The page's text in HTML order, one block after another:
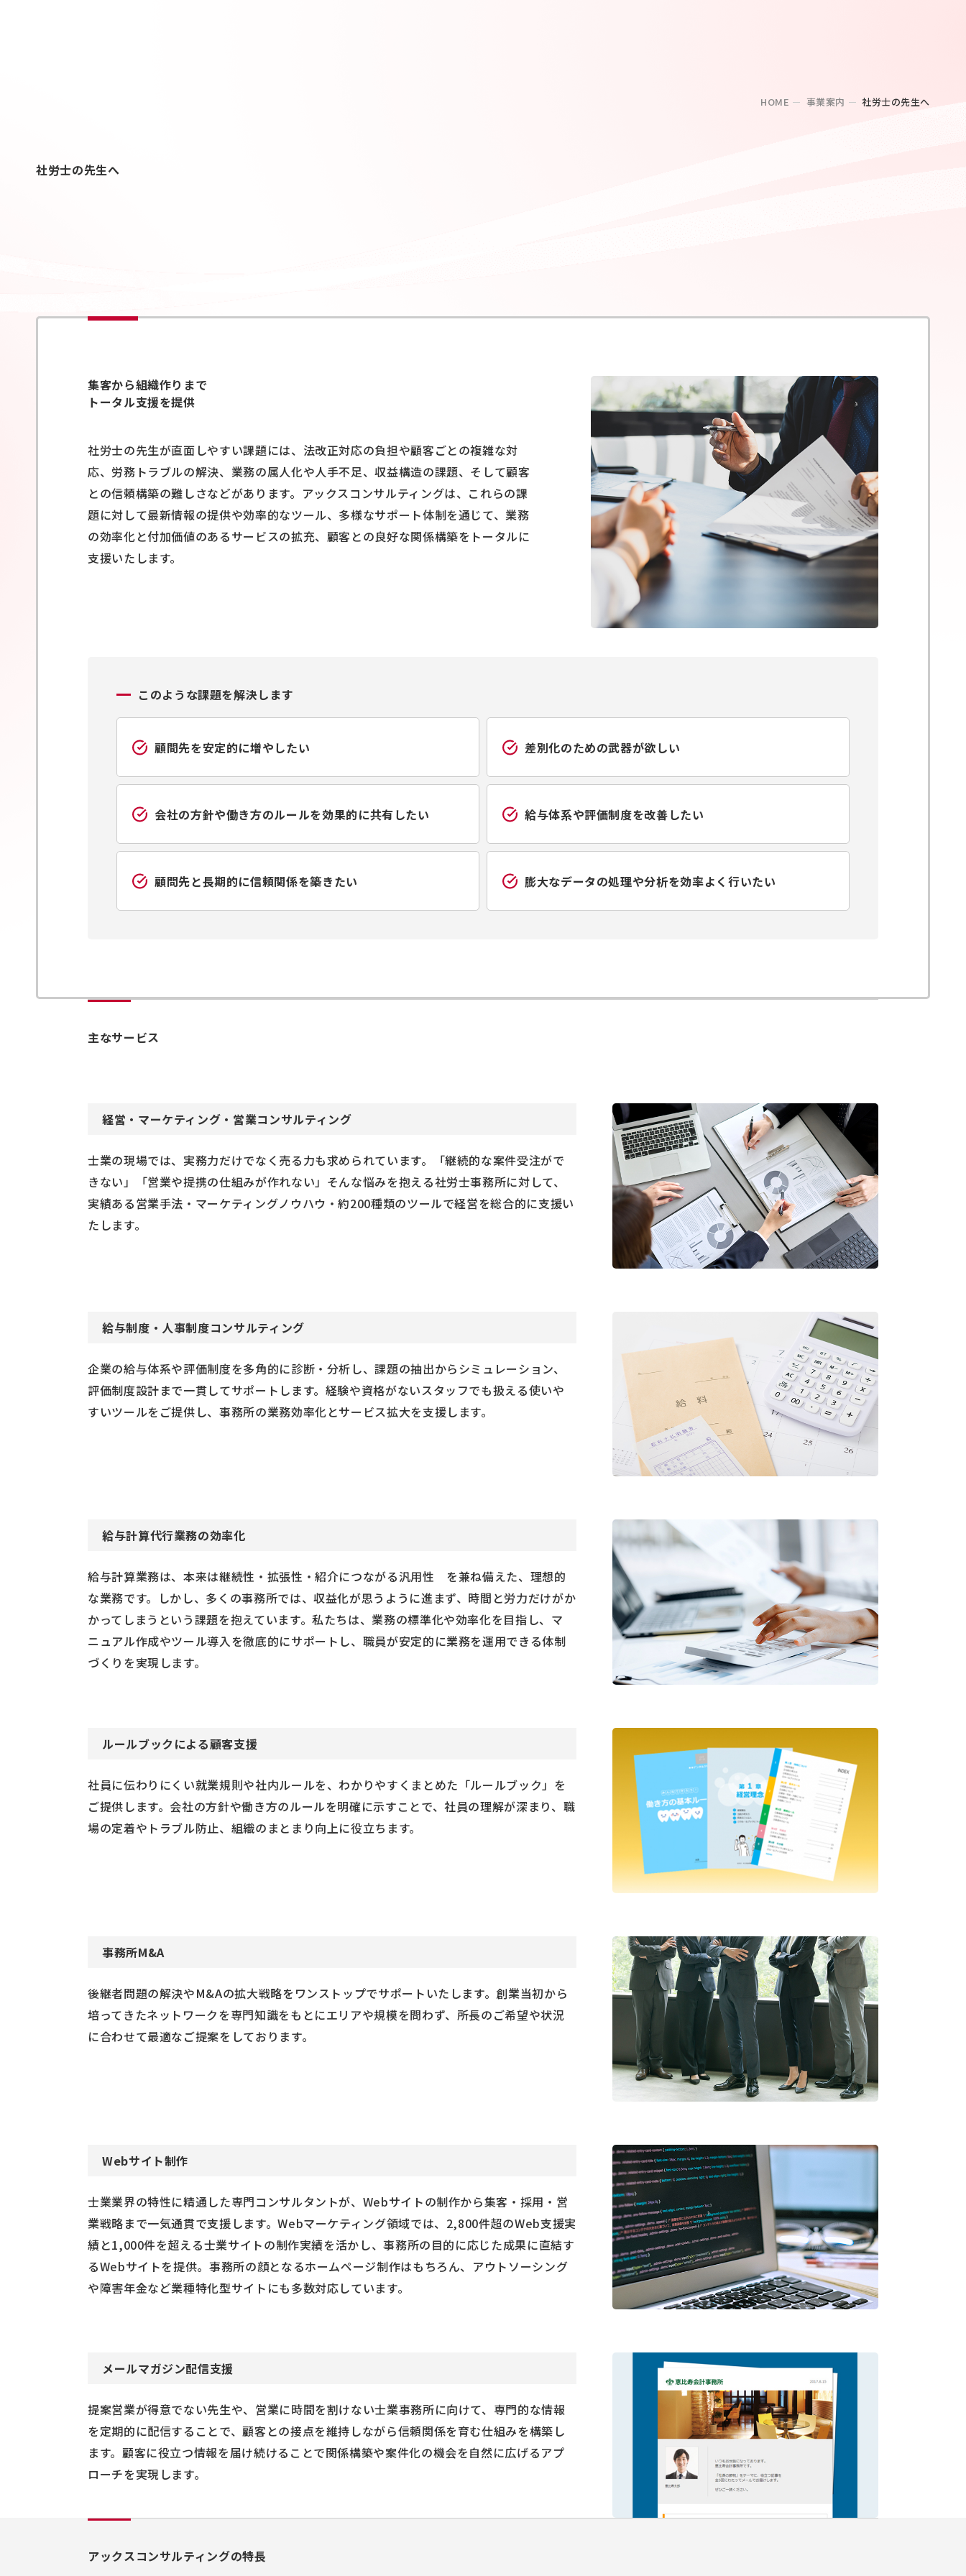
HOME 事業案内 社労士の先生へ
社労士の先生へ
集客から組織作りまで
トータル支援を提供
社労士の先生が直面しやすい課題には、法改正対応の負担や顧客ごとの複雑な対
応、労務トラブルの解決、業務の属人化や人手不足、収益構造の課題、そして顧客
との信頼構築の難しさなどがあります。アックスコンサルティングは、これらの課
題に対して最新情報の提供や効率的なツール、多様なサポート体制を通じて、業務
の効率化と付加価値のあるサービスの拡充、顧客との良好な関係構築をトータルに
支援いたします。
このような課題を解決します
顧問先を安定的に増やしたい 差別化のための武器が欲しい
会社の方針や働き方のルールを効果的に共有したい 給与体系や評価制度を改善したい
顧問先と長期的に信頼関係を築きたい 膨大なデータの処理や分析を効率よく行いたい
主なサービス
経営・マーケティング・営業コンサルティング
士業の現場では、実務力だけでなく売る力も求められています。「継続的な案件受注がで
きない」「営業や提携の仕組みが作れない」そんな悩みを抱える社労士事務所に対して、
実績ある営業手法・マーケティングノウハウ・約200種類のツールで経営を総合的に支援い
たします。
給与制度・人事制度コンサルティング
企業の給与体系や評価制度を多角的に診断・分析し、課題の抽出からシミュレーション、
評価制度設計まで一貫してサポートします。経験や資格がないスタッフでも扱える使いや
すいツールをご提供し、事務所の業務効率化とサービス拡大を支援します。
給与計算代行業務の効率化
給与計算業務は、本来は継続性・拡張性・紹介につながる汎用性 を兼ね備えた、理想的
な業務です。しかし、多くの事務所では、収益化が思うように進まず、時間と労力だけがか
かってしまうという課題を抱えています。私たちは、業務の標準化や効率化を目指し、マ
ニュアル作成やツール導入を徹底的にサポートし、職員が安定的に業務を運用できる体制
づくりを実現します。
ルールブックによる顧客支援
社員に伝わりにくい就業規則や社内ルールを、わかりやすくまとめた「ルールブック」を
ご提供します。会社の方針や働き方のルールを明確に示すことで、社員の理解が深まり、職
場の定着やトラブル防止、組織のまとまり向上に役立ちます。
事務所M&A
後継者問題の解決やM&Aの拡大戦略をワンストップでサポートいたします。創業当初から
培ってきたネットワークを専門知識をもとにエリアや規模を問わず、所長のご希望や状況
に合わせて最適なご提案をしております。
Webサイト制作
士業業界の特性に精通した専門コンサルタントが、Webサイトの制作から集客・採用・営
業戦略まで一気通貫で支援します。Webマーケティング領域では、2,800件超のWeb支援実
績と1,000件を超える士業サイトの制作実績を活かし、事務所の目的に応じた成果に直結す
るWebサイトを提供。事務所の顔となるホームページ制作はもちろん、アウトソーシング
や障害年金など業種特化型サイトにも多数対応しています。
メールマガジン配信支援
提案営業が得意でない先生や、営業に時間を割けない士業事務所に向けて、専門的な情報
を定期的に配信することで、顧客との接点を維持しながら信頼関係を育む仕組みを構築し
ます。顧客に役立つ情報を届け続けることで関係構築や案件化の機会を自然に広げるアプ
ローチを実現します。
アックスコンサルティングの特長